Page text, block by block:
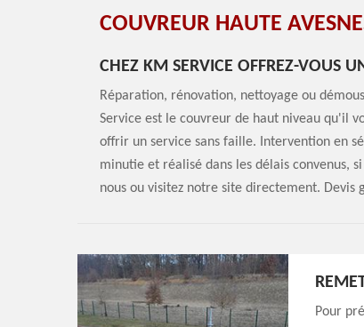
COUVREUR HAUTE
CHEZ KM SERVICE OFFREZ-VOUS
Réparation, rénovation, nettoyage ou
Service est le couvreur de haut niveau qu'il
offrir un service sans faille. Intervention en
minutie et réalisé dans les délais convenus,
nous ou visitez notre site directement.
Pour